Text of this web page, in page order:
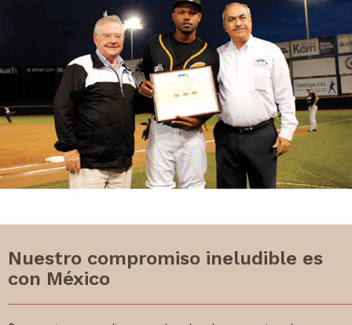
Nuestro compromiso ineludible es
con México